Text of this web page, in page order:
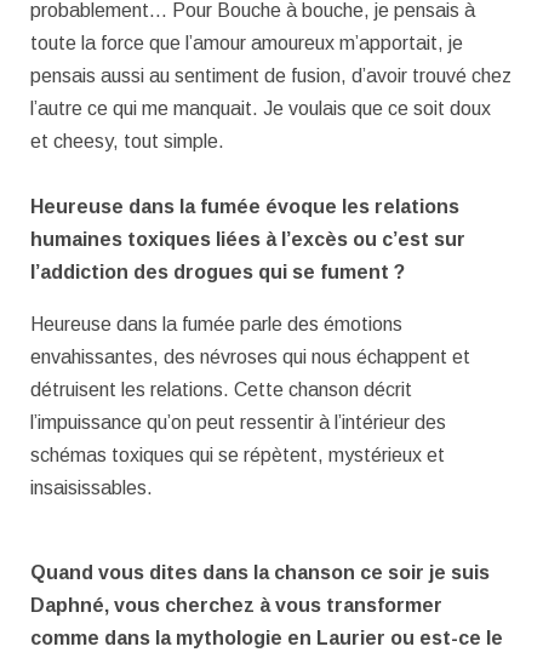
probablement… Pour Bouche à bouche, je pensais à
toute la force que l’amour amoureux m’apportait, je
pensais aussi au sentiment de fusion, d’avoir trouvé chez
l’autre ce qui me manquait. Je voulais que ce soit doux
et cheesy, tout simple.
Heureuse dans la fumée évoque les relations
humaines toxiques liées à l’excès ou c’est sur
l’addiction des drogues qui se fument ?
Heureuse dans la fumée parle des émotions
envahissantes, des névroses qui nous échappent et
détruisent les relations. Cette chanson décrit
l’impuissance qu’on peut ressentir à l’intérieur des
schémas toxiques qui se répètent, mystérieux et
insaisissables.
Quand vous dites dans la chanson ce soir je suis
Daphné, vous cherchez à vous transformer
comme dans la mythologie en Laurier ou est-ce le